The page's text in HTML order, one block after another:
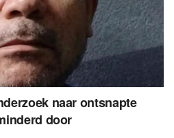
naar ontsnapte
door